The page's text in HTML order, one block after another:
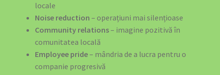
locale
Noise reduction – operațiuni mai silențioase
Community relations– imagine pozitivă în
comunitatea locală
Employee pride– mândria de a lucra pentru o
companie progresivă